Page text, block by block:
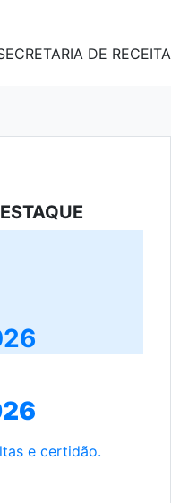
DE RECEITA
e certidão.